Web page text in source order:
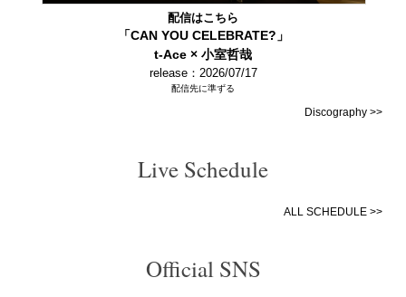
配信はこちら
「CAN YOU CELEBRATE?」
t-Ace × 小室哲哉
release：2026/07/17
配信先に準ずる
Discography >>
Live Schedule
ALL SCHEDULE >>
Official SNS